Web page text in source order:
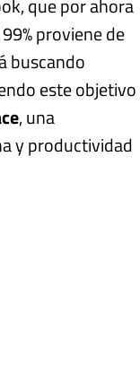
que por ahora
proviene de
buscando
este objetivo
, una
y productividad